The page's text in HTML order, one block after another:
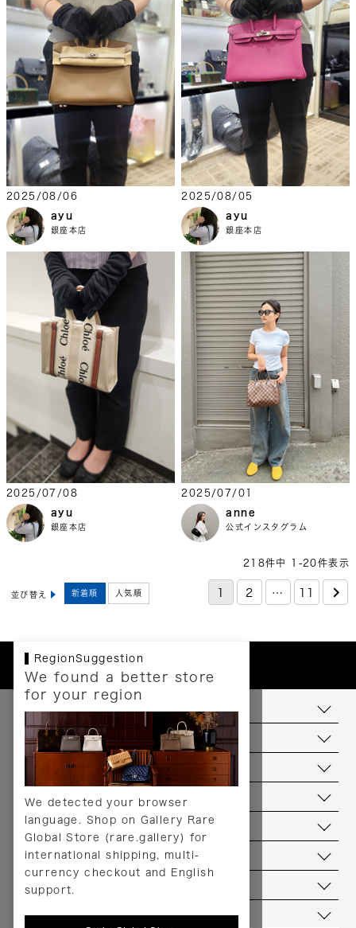
2025/08/06
ayu
銀座本店
2025/08/05
ayu
銀座本店
2025/07/08
ayu
銀座本店
2025/07/01
anne
公式インスタグラム
並び替え 新着順 人気順
218件中 -20件表示
2 …
RegionSuggestion
We found a better store
for your region
We detected your browser
language. Shop on Gallery Rare
Global Store (rare.gallery) for
international shipping, multi-
currency checkout and English
support.
お支払いについて
配送について
送料について
返品について
ヘルプ
お問い合わせ
当店について